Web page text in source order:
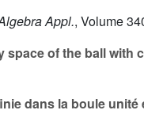
Appl., Volume
space of the ball
dans la boule